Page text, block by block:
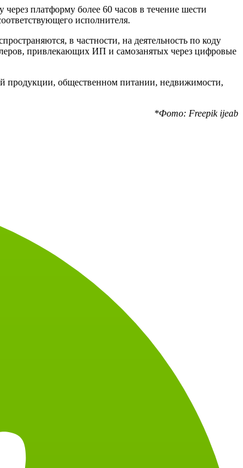
платформу более 60 часов в течение шести
исполнителя.
в частности, на деятельность по коду
привлекающих ИП и самозанятых через цифровые
продукции, общественном питании, недвижимости,
*Фото: Freepik ijeab